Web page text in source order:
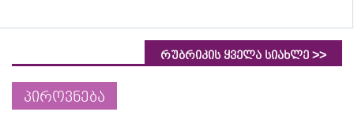
რუბრიკის ყველა სიახლე >>
პიროვნება